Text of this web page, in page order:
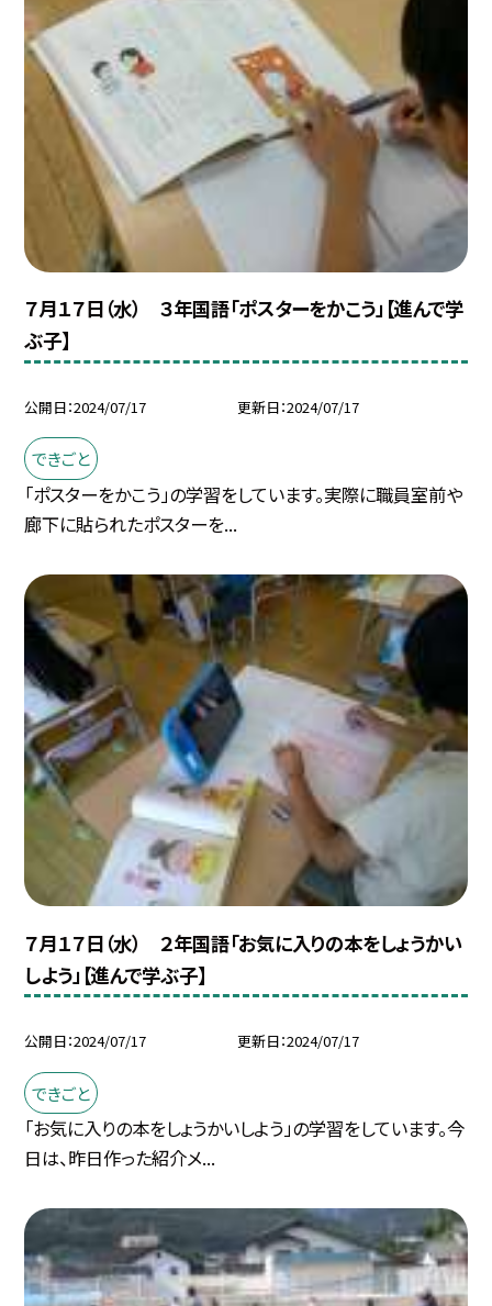
７月１７日（水） ３年国語「ポスターをかこう」【進んで学
ぶ子】
公開日 2024/07/17 更新日 2024/07/17
できごと
「ポスターをかこう」の学習をしています。実際に職員室前や
廊下に貼られたポスターを...
７月１７日（水） ２年国語「お気に入りの本をしょうかい
しよう」【進んで学ぶ子】
公開日 2024/07/17 更新日 2024/07/17
できごと
「お気に入りの本をしょうかいしよう」の学習をしています。今
日は、昨日作った紹介メ...